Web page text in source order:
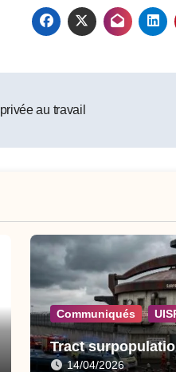
au travail
Communiqués
Tract
14/04/2026